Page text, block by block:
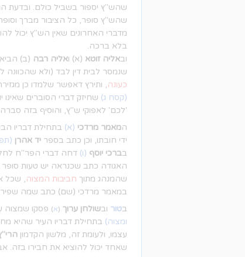
שהש"ץ יספור בשביל כולם. ובדעת
שהש"ץ סופר, כל הציבור מברך
מדברי האחרונים שאין הש"ץ יכול
בלא ברכה.
ובאליה זוטא (א) ואליה רבה (ב)
שנמסר לבית דין לבד (ולא
כעונה, ותירץ דאפשר שלמדו כן
(קסח ג) שחיזק דברי הסוברים שאינו
'לכם' לאפוקי ש"ץ, והוסיף בזה
המאמר מרדכי (א) בתחילת דבריו
ידי חובתו, וכן כתב בספר יד אהרן
בברכי יוסף (ו) דחה דברי הפר"ח
האגודה כתב שכנראה יש טעות
שהמנהג מתוך חביבות המצוה, שכל
במאמר מרדכי (שם) כתב שמה שפירש
בטור ובשולחן ערוך (א) פסקו שמצוה
ומצוה) בתחילת דבריו העיר שהיא
עצמו, ולעומת זה, מלשון הקדמון
שאחד יכול להוציא את חבירו בזה.